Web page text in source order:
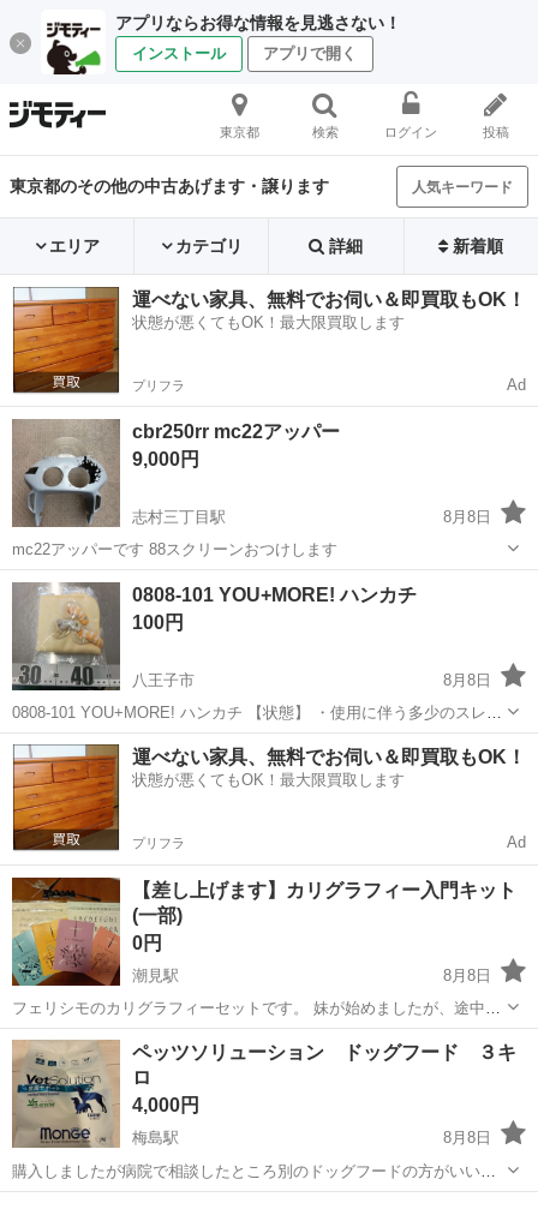
アプリならお得な情報を見逃さない！
インストール アプリで開く
東京都 検索 ログイン 投稿
東京都のその他の中古あげます・譲ります 人気キーワード
エリア カテゴリ 詳細 新着順
運べない家具、無料でお伺い＆即買取もOK！
状態が悪くてもOK！最大限買取します
プリフラ Ad
cbr250rr mc22アッパー
9,000円
志村三丁目駅
8月8日
mc22アッパーです 88スクリーンおつけします
東京 板橋区
0808-101 YOU+MORE! ハンカチ
100円
八王子市
8月8日
0808-101 YOU+MORE! ハンカチ 【状態】 ・使用に伴う多少のスレ、
キズ、落としきれない汚れなどございます ・詳細は現地でご確認くだ
さい ・お値引きは出来かねますのでご了承願います ※中古品の...
東京 八王子市 その他 現地
運べない家具、無料でお伺い＆即買取もOK！
状態が悪くてもOK！最大限買取します
プリフラ Ad
【差し上げます】カリグラフィー入門キット
(一部)
0円
潮見駅
8月8日
フェリシモのカリグラフィーセットです。 妹が始めましたが、途中で
放置していたため、すべてではありませんが、もし興味のある方がい
たら、お譲りします。
東京 江東区
ペッツソリューション ドッグフード ３キ
ロ
4,000円
梅島駅
8月8日
購入しましたが病院で相談したところ別のドッグフードの方がいいと
のことでしたのでお譲りします。 26.9.11までの期限です。 定価は1万